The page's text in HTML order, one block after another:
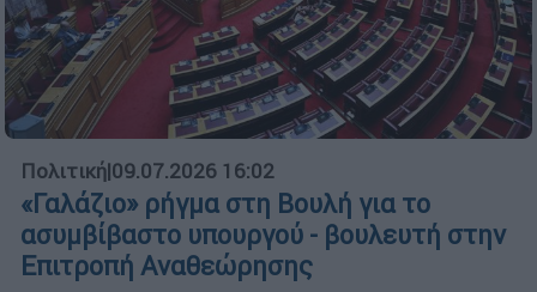
Πολιτική|09.07.2026 16:02
«Γαλάζιο» ρήγμα στη Βουλή για το
ασυμβίβαστο υπουργού - βουλευτή στην
Επιτροπή Αναθεώρησης